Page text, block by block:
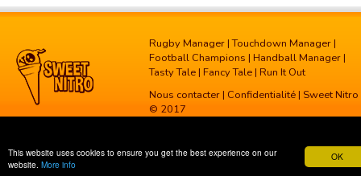
OK
This website uses cookies to ensure you get the best experience on our
website. More info
Rugby Manager |Touchdown Manager |
Football Champions | Handball Manager |
Tasty Tale | Fancy Tale | Run It Out
Nous contacter | Confidentialité | Sweet Nitro
© 2017